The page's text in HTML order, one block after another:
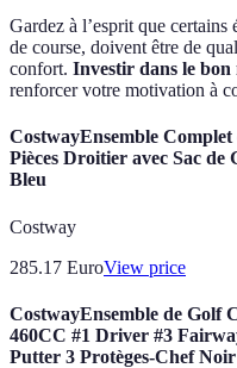
Gardez à l’esprit que certains
de course, doivent être de
confort. Investir dans le bon
renforcer votre motivation à
CostwayEnsemble
Pièces Droitier avec Sac de
Bleu
Costway
285.17 EuroView price
CostwayEnsemble de Golf
460CC #1 Driver #3
Putter 3 Protèges-Chef Noir